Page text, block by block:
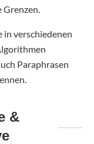
Grenzen.
verschiedenen
Paraphrasen
&